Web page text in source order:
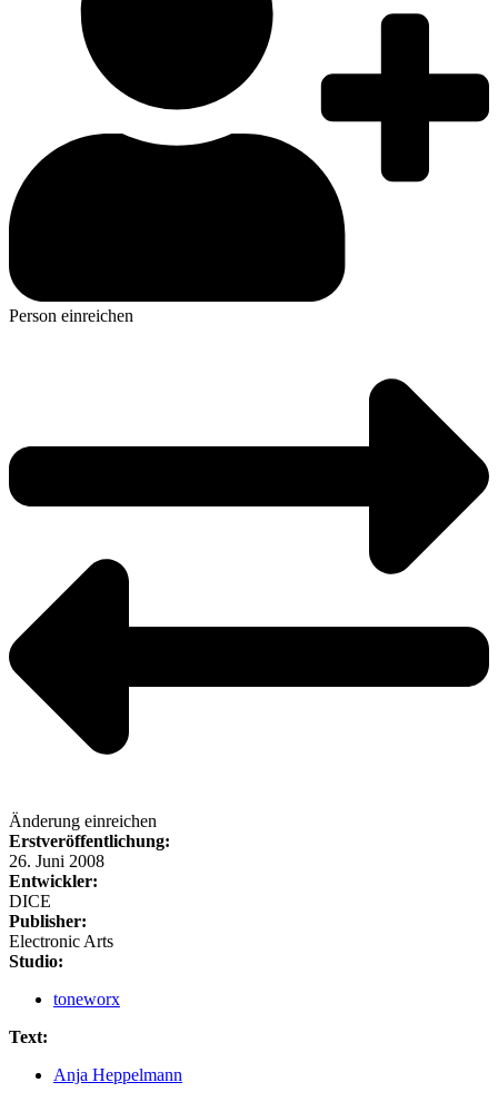
Person einreichen
Änderung einreichen
Erstveröffentlichung:
26. Juni 2008
Entwickler:
DICE
Publisher:
Electronic Arts
Studio:
toneworx
Text:
Anja Heppelmann